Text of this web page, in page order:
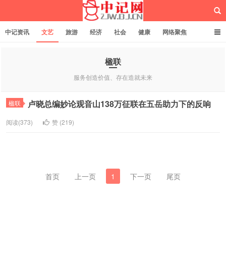
中记网
中记资讯 文艺 旅游 经济 社会 健康 网络聚焦
楹联
服务创造价值、存在造就未来
楹联 卢晓总编妙论观音山138万征联在五岳助力下的反响
阅读(373) 赞 (219)
首页 上一页 1 下一页 尾页